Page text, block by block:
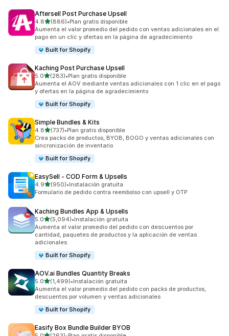
Aftersell Post Purchase Upsell
4.8de 5 estrellas
(886)
886 reseñas en total
•Plan gratis disponible
Aumenta el valor promedio del pedido con ventas adicionales en el
pago en un clic y ofertas en la página de agradecimiento
Built for Shopify
Kaching Post Purchase Upsell
5.0de 5 estrellas
(283)
283 reseñas en total
•Plan gratis disponible
Aumenta el AOV mediante ventas adicionales con 1 clic en el pago
y ofertas en la página de agradecimiento
Built for Shopify
Simple Bundles & Kits
4.8de 5 estrellas
(737)
737 reseñas en total
•Plan gratis disponible
Crea packs de productos, BYOB, BOGO y ventas adicionales con
sincronización de inventario
Built for Shopify
EasySell ‑ COD Form & Upsells
4.9de 5 estrellas
(950)
950 reseñas en total
•Instalación gratuita
Formulario de pedido contra reembolso con upsell y OTP
Kaching Bundles App & Upsells
5.0de 5 estrellas
(5,094)
5094 reseñas en total
•Instalación gratuita
Aumenta el valor promedio del pedido con descuentos por
cantidad, paquetes de productos y la aplicación de ventas
adicionales
Built for Shopify
AOV.ai Bundles Quantity Breaks
5.0de 5 estrellas
(1,499)
1499 reseñas en total
•Instalación gratuita
Aumenta el valor promedio del pedido con packs de productos,
descuentos por volumen y ventas adicionales
Built for Shopify
Easify Box Bundle Builder BYOB